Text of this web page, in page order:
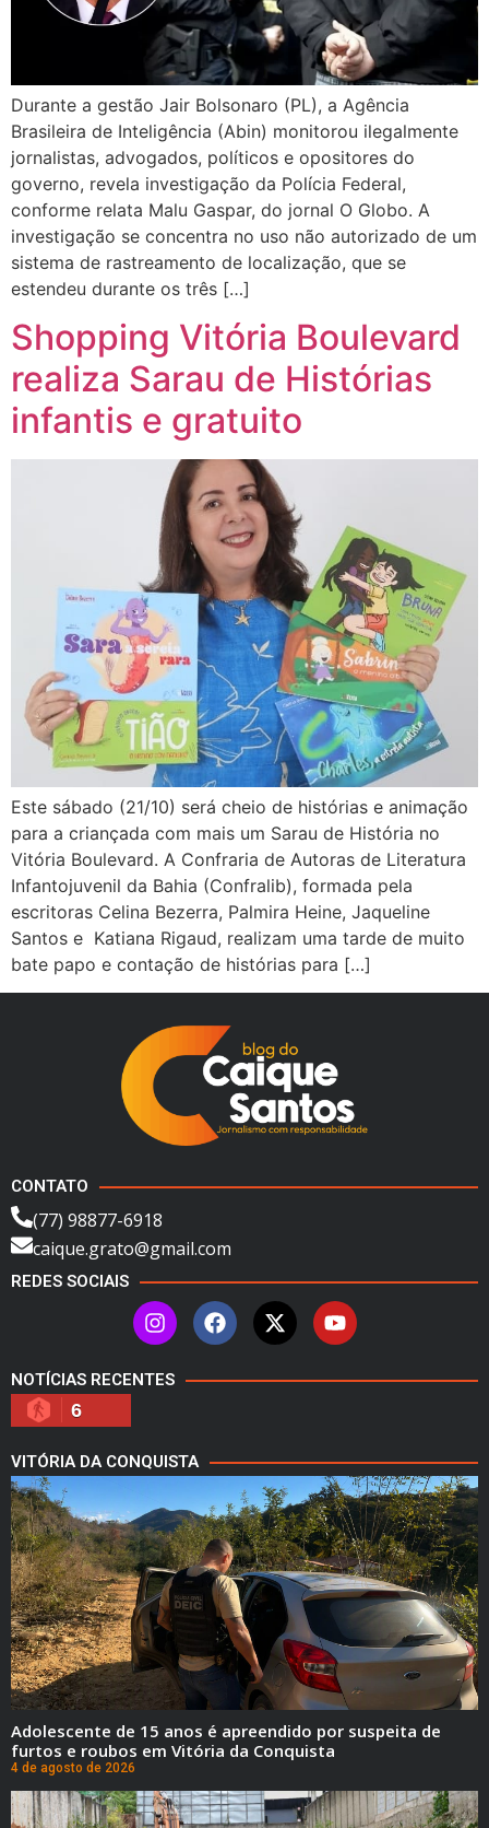
Durante a gestão Jair Bolsonaro (PL), a Agência
Brasileira de Inteligência (Abin) monitorou ilegalmente
jornalistas, advogados, políticos e opositores do
governo, revela investigação da Polícia Federal,
conforme relata Malu Gaspar, do jornal O Globo. A
investigação se concentra no uso não autorizado de um
sistema de rastreamento de localização, que se
estendeu durante os três […]
Shopping Vitória Boulevard
realiza Sarau de Histórias
infantis e gratuito
Este sábado (21/10) será cheio de histórias e animação
para a criançada com mais um Sarau de História no
Vitória Boulevard. A Confraria de Autoras de Literatura
Infantojuvenil da Bahia (Confralib), formada pela
escritoras Celina Bezerra, Palmira Heine, Jaqueline
Santos e Katiana Rigaud, realizam uma tarde de muito
bate papo e contação de histórias para […]
CONTATO
(77) 98877-6918
caique.grato@gmail.com
REDES SOCIAIS
NOTÍCIAS RECENTES
6
VITÓRIA DA CONQUISTA
Adolescente de 15 anos é apreendido por suspeita de
furtos e roubos em Vitória da Conquista
4 de agosto de 2026